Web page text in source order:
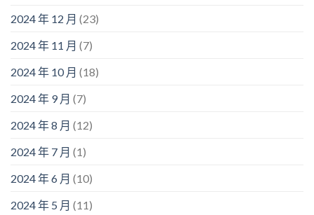
2024 年 12 月 (23)
2024 年 11 月 (7)
2024 年 10 月 (18)
2024 年 9 月 (7)
2024 年 8 月 (12)
2024 年 7 月 (1)
2024 年 6 月 (10)
2024 年 5 月 (11)